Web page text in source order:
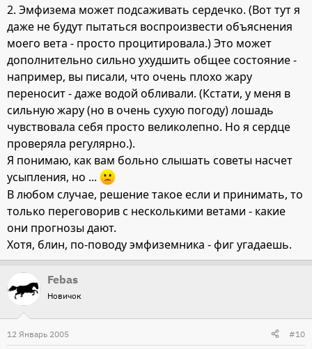
2. Эмфизема может подсаживать сердечко. (Вот тут я
даже не будут пытаться воспроизвести объяснения
моего вета - просто процитировала.) Это может
дополнительно сильно ухудшить общее состояние -
например, вы писали, что очень плохо жару
переносит - даже водой обливали. (Кстати, у меня в
сильную жару (но в очень сухую погоду) лошадь
чувствовала себя просто великолепно. Но я сердце
проверяла регулярно.).
Я понимаю, как вам больно слышать советы насчет
усыпления, но ...
В любом случае, решение такое если и принимать, то
только переговорив с несколькими ветами - какие
они прогнозы дают.
Хотя, блин, по-поводу эмфиземника - фиг угадаешь.
Febas
Новичок
12 Январь 2005 #10